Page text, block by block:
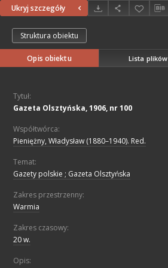
Ukryj szczegóły
Struktura obiektu
Opis obiektu Lista plików
Tytuł:
Gazeta Olsztyńska, 1906, nr 100
Współtwórca:
Pieniężny, Władysław (1880–1940). Red.
Temat:
Gazety polskie ; Gazeta Olsztyńska
Zakres przestrzenny:
Warmia
Zakres czasowy:
20 w.
Opis: